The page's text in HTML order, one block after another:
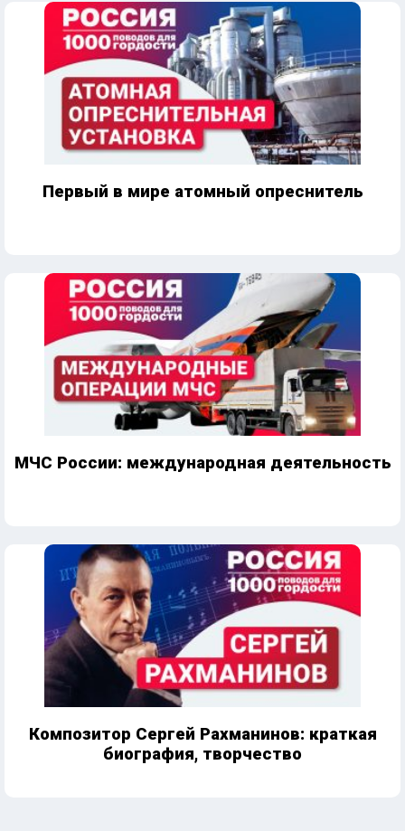
Первый в мире атомный опреснитель
МЧС России: международная деятельность
Композитор Сергей Рахманинов: краткая
биография, творчество